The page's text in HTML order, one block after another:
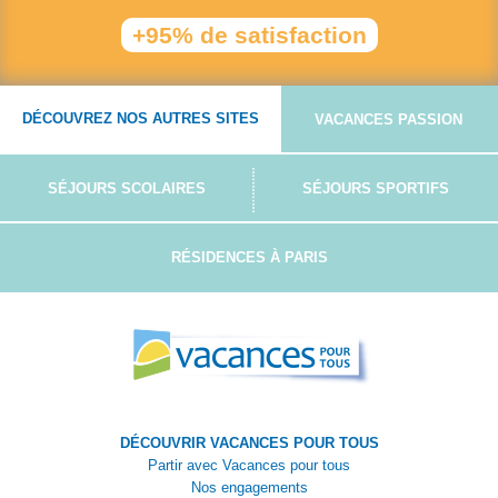
+95% de satisfaction
DÉCOUVREZ NOS AUTRES SITES VACANCES PASSION
SÉJOURS SCOLAIRES SÉJOURS SPORTIFS
RÉSIDENCES À PARIS
DÉCOUVRIR VACANCES POUR TOUS
Partir avec Vacances pour tous
Nos engagements